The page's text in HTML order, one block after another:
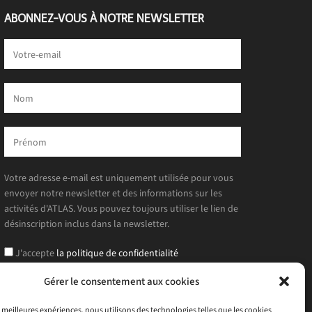
Gérer le consentement aux cookies
ABONNEZ-VOUS À NOTRE NEWSLETTER
Votre adresse e-mail est uniquement utilisée pour vous
envoyer notre newsletter et des informations sur les
activités d'ATLAS. Vous pouvez toujours utiliser le lien de
désinscription inclus dans la newsletter.
J'acceptela politique de confidentialité